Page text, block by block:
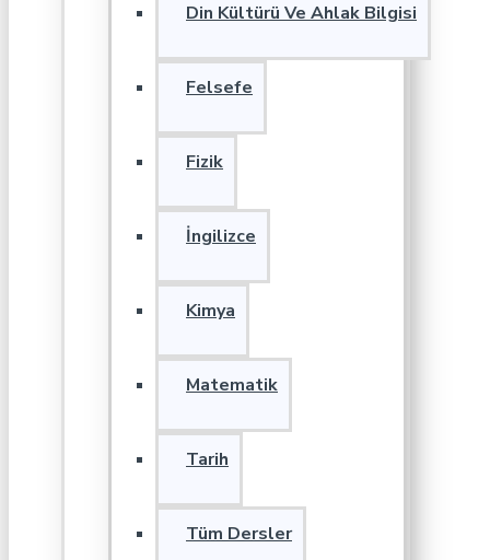
Din Kültürü Ve Ahlak Bilgisi
Felsefe
Fizik
İngilizce
Kimya
Matematik
Tarih
Tüm Dersler